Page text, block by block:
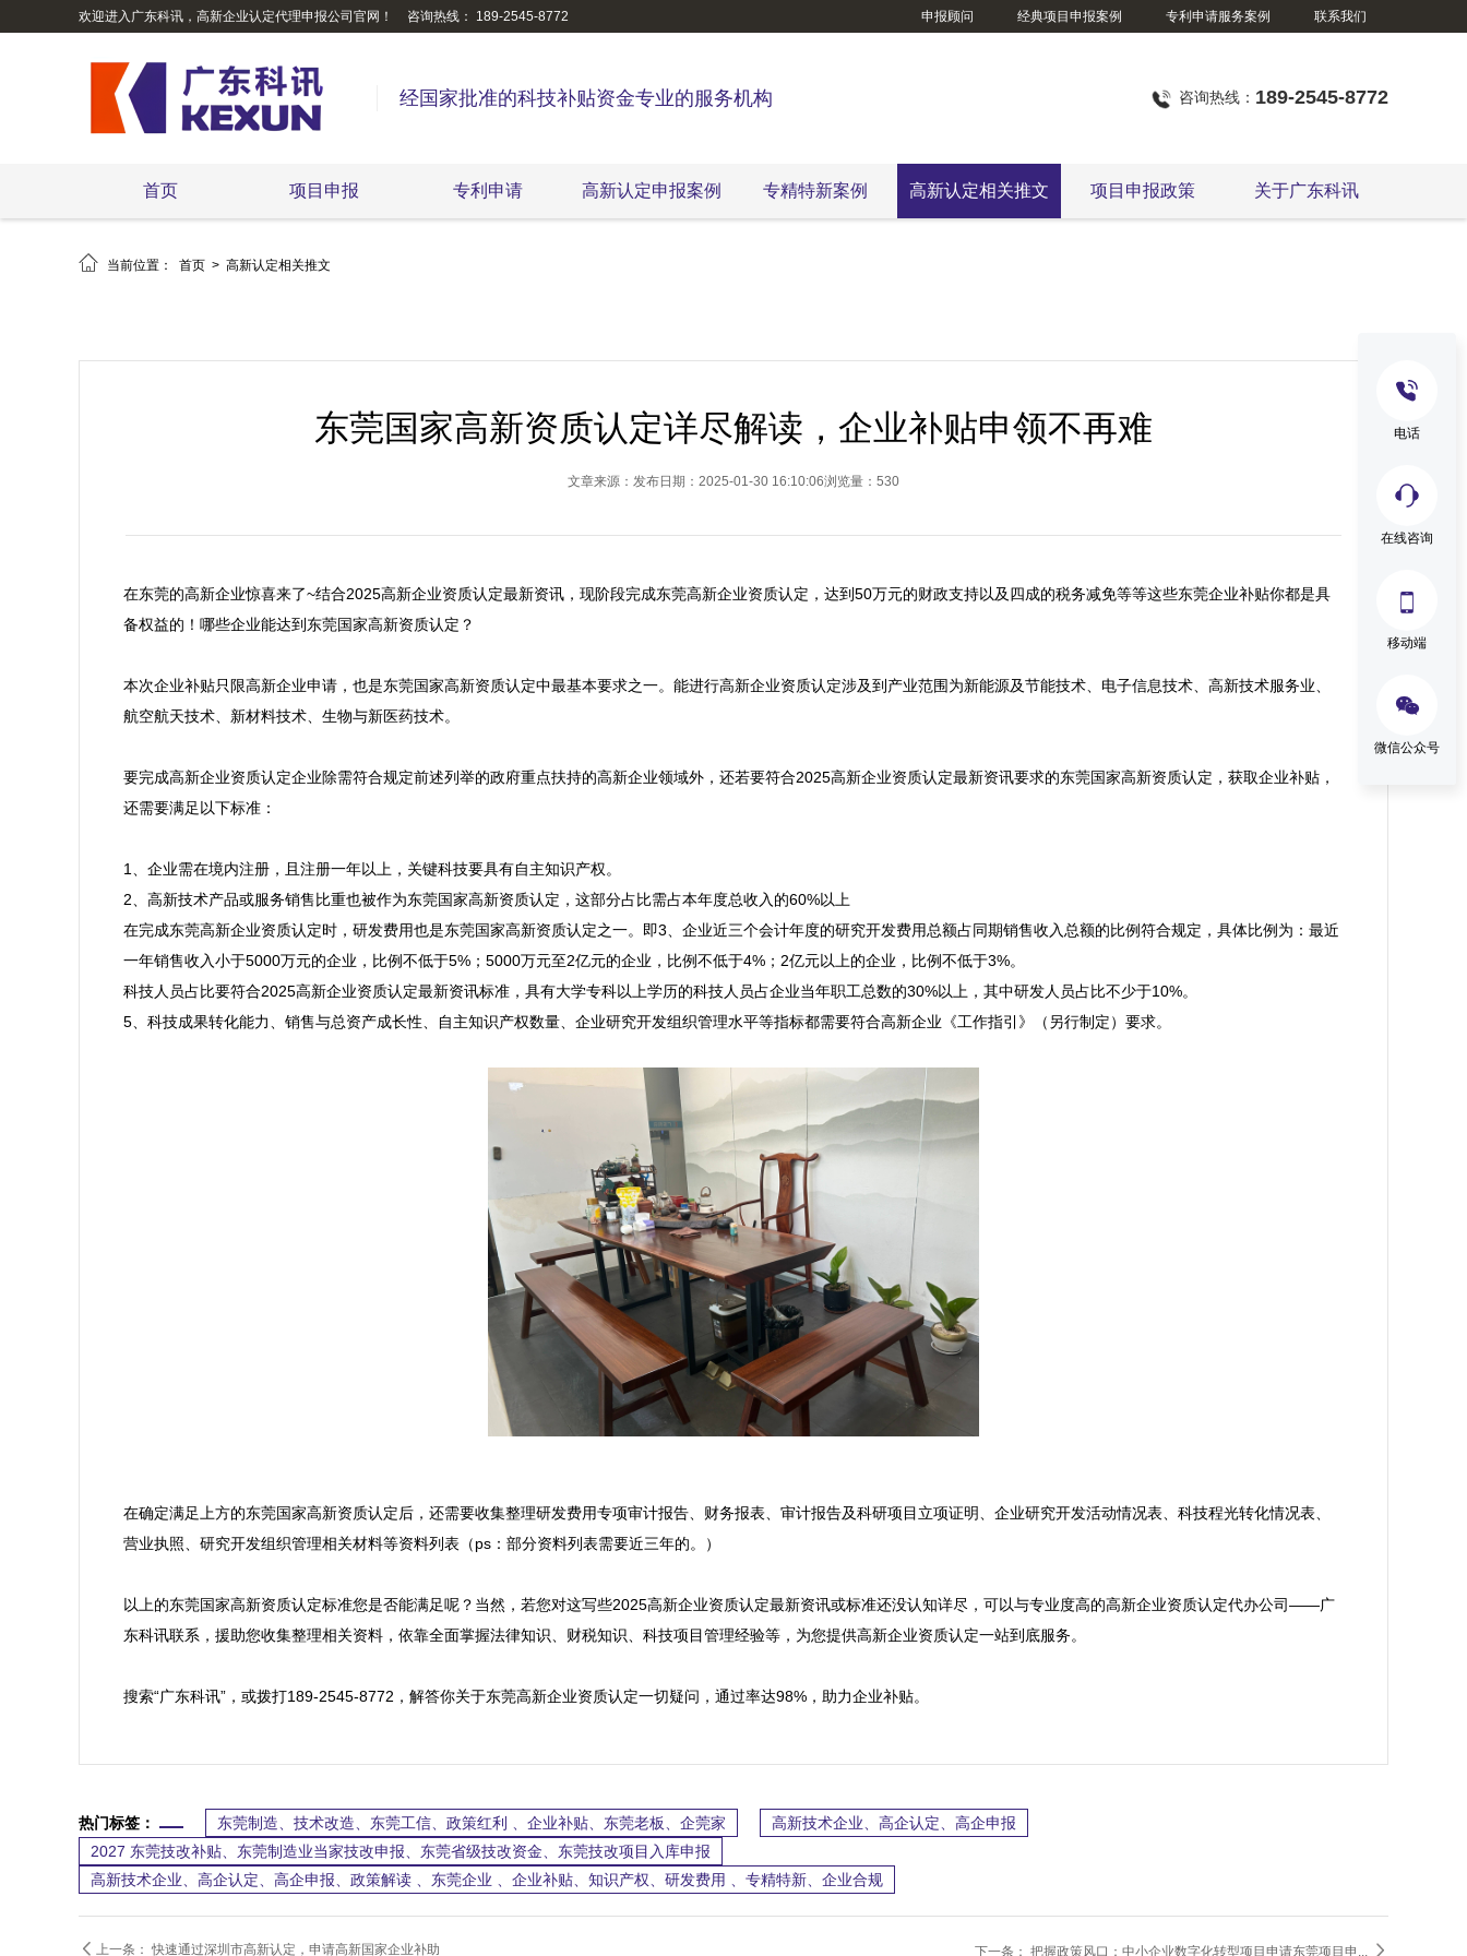
欢迎进入广东科讯，高新企业认定代理申报公司官网！ 咨询热线： 189-2545-8772 申报顾问 经典项目申报案例 专利申请服务案例 联系我们
经国家批准的科技补贴资金专业的服务机构 咨询热线： 189-2545-8772
首页 项目申报 专利申请 高新认定申报案例 专精特新案例 高新认定相关推文 项目申报政策 关于广东科讯
 当前位置： 首页 > 高新认定相关推文
东莞国家高新资质认定详尽解读，企业补贴申领不再难
文章来源： 发布日期：2025-01-30 16:10:06浏览量：530
在东莞的高新企业惊喜来了~结合2025高新企业资质认定最新资讯，现阶段完成东莞高新企业资质认定，达到50万元的财政支持以及四成的税务减免等等这些东莞企业补贴你都是具
备权益的！哪些企业能达到东莞国家高新资质认定？
本次企业补贴只限高新企业申请，也是东莞国家高新资质认定中最基本要求之一。能进行高新企业资质认定涉及到产业范围为新能源及节能技术、电子信息技术、高新技术服务业、
航空航天技术、新材料技术、生物与新医药技术。
要完成高新企业资质认定企业除需符合规定前述列举的政府重点扶持的高新企业领域外，还若要符合2025高新企业资质认定最新资讯要求的东莞国家高新资质认定，获取企业补贴，
还需要满足以下标准：
1、企业需在境内注册，且注册一年以上，关键科技要具有自主知识产权。
2、高新技术产品或服务销售比重也被作为东莞国家高新资质认定，这部分占比需占本年度总收入的60%以上
在完成东莞高新企业资质认定时，研发费用也是东莞国家高新资质认定之一。即3、企业近三个会计年度的研究开发费用总额占同期销售收入总额的比例符合规定，具体比例为：最近
一年销售收入小于5000万元的企业，比例不低于5%；5000万元至2亿元的企业，比例不低于4%；2亿元以上的企业，比例不低于3%。
科技人员占比要符合2025高新企业资质认定最新资讯标准，具有大学专科以上学历的科技人员占企业当年职工总数的30%以上，其中研发人员占比不少于10%。
5、科技成果转化能力、销售与总资产成长性、自主知识产权数量、企业研究开发组织管理水平等指标都需要符合高新企业《工作指引》（另行制定）要求。
在确定满足上方的东莞国家高新资质认定后，还需要收集整理研发费用专项审计报告、财务报表、审计报告及科研项目立项证明、企业研究开发活动情况表、科技程光转化情况表、
营业执照、研究开发组织管理相关材料等资料列表（ps：部分资料列表需要近三年的。）
以上的东莞国家高新资质认定标准您是否能满足呢？当然，若您对这写些2025高新企业资质认定最新资讯或标准还没认知详尽，可以与专业度高的高新企业资质认定代办公司——广
东科讯联系，援助您收集整理相关资料，依靠全面掌握法律知识、财税知识、科技项目管理经验等，为您提供高新企业资质认定一站到底服务。
搜索“广东科讯”，或拨打189-2545-8772，解答你关于东莞高新企业资质认定一切疑问，通过率达98%，助力企业补贴。
热门标签： 东莞制造、技术改造、东莞工信、政策红利 、企业补贴、东莞老板、企莞家
高新技术企业、高企认定、高企申报
2027 东莞技改补贴、东莞制造业当家技改申报、东莞省级技改资金、东莞技改项目入库申报
高新技术企业、高企认定、高企申报、政策解读 、东莞企业 、企业补贴、知识产权、研发费用 、专精特新、企业合规
 上一条：快速通过深圳市高新认定，申请高新国家企业补助 下一条： 把握政策风口：中小企业数字化转型项目申请东莞项目申... 
电话
在线咨询

移动端

微信公众号